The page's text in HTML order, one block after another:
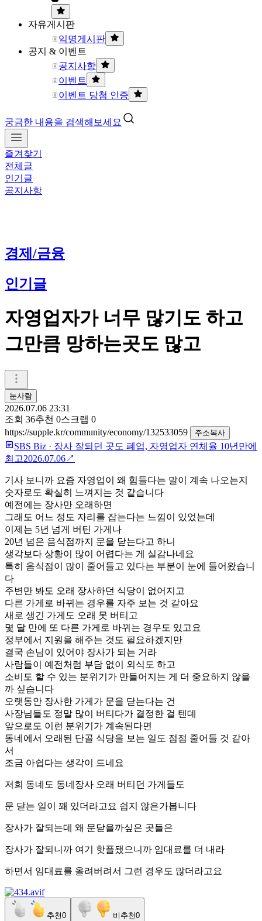
자유게시판
익명게시판
공지 & 이벤트
공지사항
이벤트
이벤트 당첨 인증
궁금한 내용을 검색해보세요
즐겨찾기
전체글
인기글
공지사항
경제/금융
인기글
자영업자가 너무 많기도 하고
그만큼 망하는곳도 많고
눈사람
2026.07.06 23:31
조회 36추천 0스크랩 0
https://supple.kr/community/economy/132533059
주소복사
SBS Biz · 장사 잘되던 곳도 폐업, 자영업자 연체율 10년만에
최고2026.07.06↗
기사 보니까 요즘 자영업이 왜 힘들다는 말이 계속 나오는지
숫자로도 확실히 느껴지는 것 같습니다
예전에는 장사만 오래하면
그래도 어느 정도 자리를 잡는다는 느낌이 있었는데
이제는 5년 넘게 버틴 가게나
20년 넘은 음식점까지 문을 닫는다고 하니
생각보다 상황이 많이 어렵다는 게 실감나네요
특히 음식점이 많이 줄어들고 있다는 부분이 눈에 들어왔습니
다
주변만 봐도 오래 장사하던 식당이 없어지고
다른 가게로 바뀌는 경우를 자주 보는 것 같아요
새로 생긴 가게도 오래 못 버티고
몇 달 만에 또 다른 가게로 바뀌는 경우도 있고요
정부에서 지원을 해주는 것도 필요하겠지만
결국 손님이 있어야 장사가 되는 거라
사람들이 예전처럼 부담 없이 외식도 하고
소비도 할 수 있는 분위기가 만들어지는 게 더 중요하지 않을
까 싶습니다
오랫동안 장사한 가게가 문을 닫는다는 건
사장님들도 정말 많이 버티다가 결정한 걸 텐데
앞으로도 이런 분위기가 계속된다면
동네에서 오래된 단골 식당을 보는 일도 점점 줄어들 것 같아
서
조금 아쉽다는 생각이 드네요
저희 동네도 동네장사 오래 버티던 가게들도
문 닫는 일이 꽤 있더라고요 쉽지 않은가봅니다
장사가 잘되는데 왜 문닫을까싶은 곳들은
장사가 잘되니까 여기 핫플됐으니까 임대료를 더 내라
하면서 임대료를 올려버려서 그런 경우도 많더라고요
추천0 비추천0